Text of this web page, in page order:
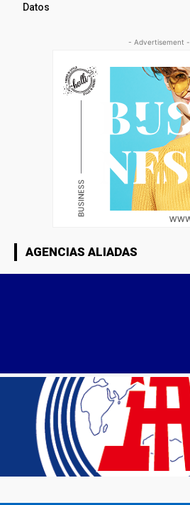
Datos
- Advertisement -
AGENCIAS ALIADAS